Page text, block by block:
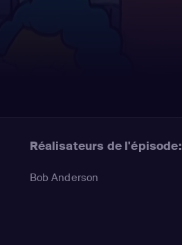
Réalisateurs de l'épisode:
Bob Anderson